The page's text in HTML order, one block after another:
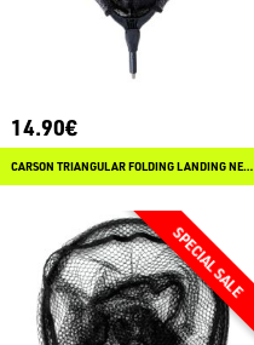
14.90€
CARSON TRIANGULAR FOLDING LANDING NET HEAD